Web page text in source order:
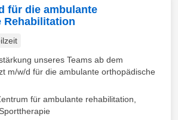
für die ambulante
Rehabilitation
unseres Teams ab dem
m/w/d für die ambulante orthopädische
für ambulante rehabilitation,